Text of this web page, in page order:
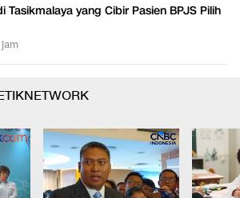
Tasikmalaya yang Cibir Pasien BPJS Pilih